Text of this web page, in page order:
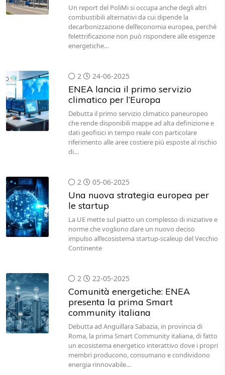
Un report del PoliMi si occupa anche degli altri
combustibili alternativi da cui dipende la
decarbonizzazione dell’economia europea, perché
l’elettrificazione non può rispondere alle esigenze
energetiche…
2 24-06-2025
ENEA lancia il primo servizio
climatico per l’Europa
Debutta il primo servizio climatico paneuropeo
che rende disponibili mappe ad alta definizione e
dati geofisici in tempo reale con particolare
riferimento alle aree costiere più esposte al rischio
di…
2 05-06-2025
Una nuova strategia europea per
le startup
La UE mette sul piatto un complesso di iniziative e
norme che vogliono dare un nuovo deciso
impulso all’ecosistema startup-scaleup del Vecchio
Continente
2 22-05-2025
Comunità energetiche: ENEA
presenta la prima Smart
community italiana
Debutta ad Anguillara Sabazia, in provincia di
Roma, la prima Smart Community italiana, di fatto
un ecosistema energetico interattivo dove i propri
membri producono, consumano e condividono
energia rinnovabile…